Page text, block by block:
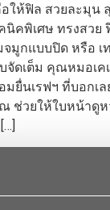
อให้ฟิล สวยละมุน
คนิคพิเศษ ทรงสว
จมูกแบบปิด หรือ
ดเต็ม คุณหมอเค
มยื่นเรฟฯ ที่บอกเ
ช่วยให้ใบหน้าดู